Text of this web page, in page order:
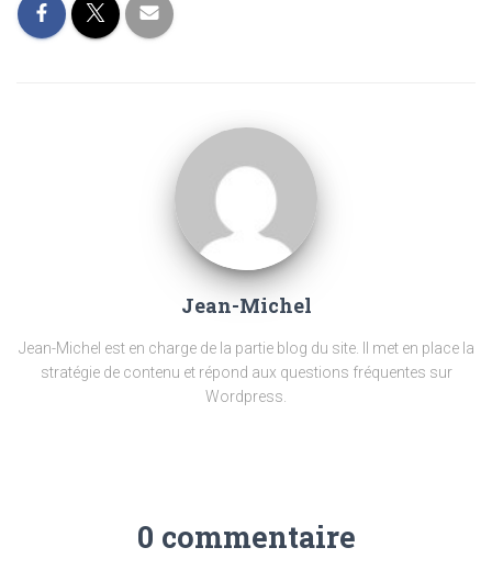
Jean-Michel
Jean-Michel est en charge de la partie blog du site. Il met en place la
stratégie de contenu et répond aux questions fréquentes sur
Wordpress.
0 commentaire